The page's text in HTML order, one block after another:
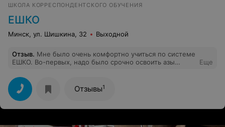
Буду рекомендовать своим знакомым и близким курсы.
Спасибо за обучение!
ШКОЛА КОРРЕСПОНДЕНТСКОГО ОБУЧЕНИЯ
ЕШКО
Минск, ул. Шишкина, 32 Выходной
Отзыв. Мне было очень комфортно учиться по системе
ЕШКО. Во-первых, надо было срочно освоить азы
меня не было. Во-вторых, очень доступно и интересно
изложен материал (польский - мой 3й иностранный ,
так что есть с чем сравнивать). В-третьих. понравилась
работа с удаленным преподавателем. Очень
современный подход.
Еще
Отзывы1